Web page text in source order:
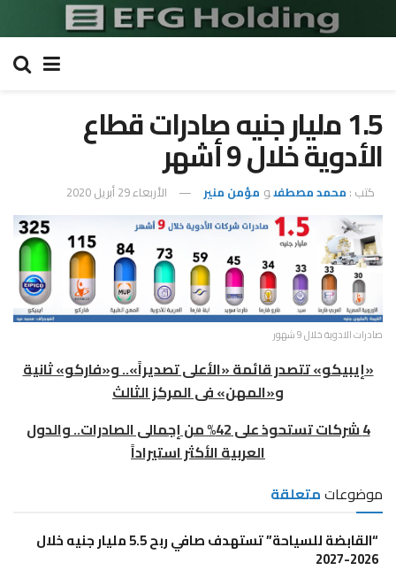
1.5 مليار جنيه صادرات قطاع
الأدوية خلال 9 أشهر
كتب : محمد مصطفىو مؤمن منير الأربعاء 29 أبريل 2020
صادرات الادوية خلال 9 شهور
«إيبيكو» تتصدر قائمة «الأعلى تصديراً».. و«فاركو» ثانية
و«المهن» فى المركز الثالث
4 شركات تستحوذ على 42% من إجمالى الصادرات.. والدول
العربية الأكثر استيراداً
موضوعاتمتعلقة
“القابضة للسياحة” تستهدف صافي ربح 5.5 مليار جنيه خلال
2026-2027